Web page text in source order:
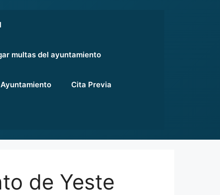
multas del ayuntamiento
Cita Previa
de Yeste